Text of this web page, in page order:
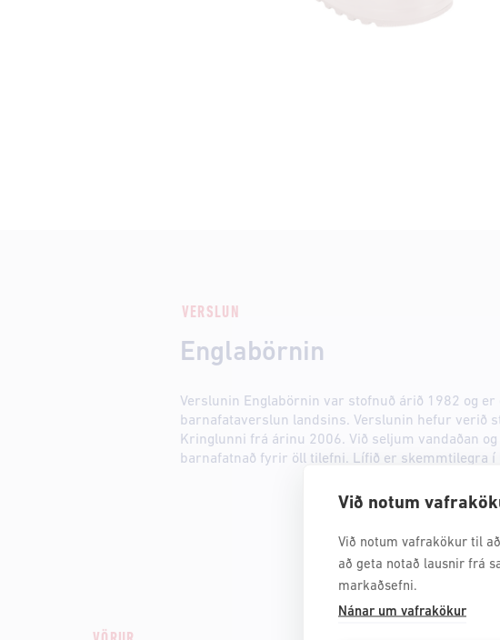
Við notum
Við notum vafrakökur til
að geta notað lausnir frá
markaðsefni.
Nánar um vafrakökur
VERSLUN
Englabörnin
Verslunin Englabörnin var stofnuð árið 1982 og
barnafataverslun landsins. Verslunin hefur verið
Kringlunni frá árinu 2006. Við seljum vandaðan og
barnafatnað fyrir öll tilefni. Lífið er skemmtilegra í